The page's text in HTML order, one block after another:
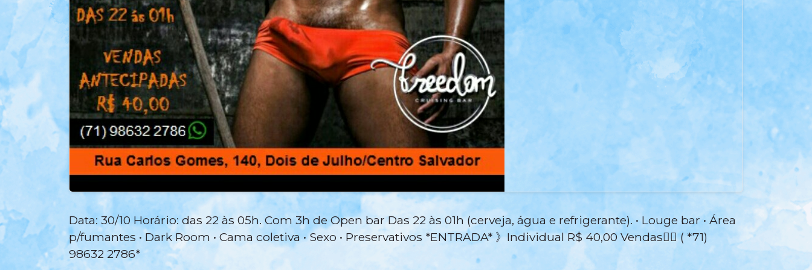
Data: 30/10 Horário: das 22 às 05h. Com 3h de Open bar Das 22 às 01h (cerveja, água e refrigerante). • Louge bar • Área
p/fumantes • Dark Room • Cama coletiva • Sexo • Preservativos *ENTRADA* 》Individual R$ 40,00 Vendas👇🏿 ( *71)
98632 2786*